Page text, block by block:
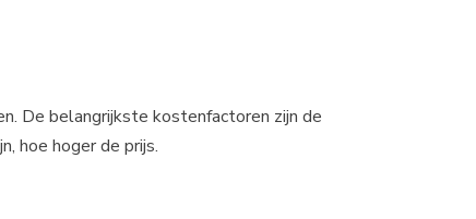
De belangrijkste kostenfactoren zijn de
hoe hoger de prijs.